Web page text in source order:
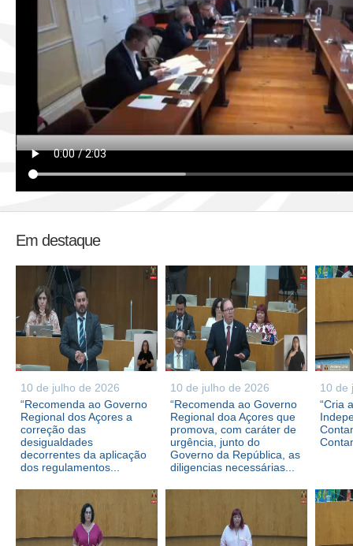
Em destaque
10 de julho de 2026
“Recomenda ao Governo
Regional dos Açores a
correção das
desigualdades
decorrentes da aplicação
dos regulamentos...
10 de julho de 2026
“Recomenda ao Governo
Regional doa Açores que
promova, com caráter de
urgência, junto do
Governo da República, as
diligencias necessárias...
10 de
“Cria